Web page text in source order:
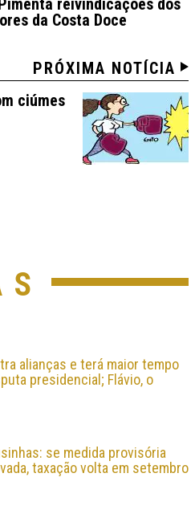
reivindicações dos
da Costa Doce
PRÓXIMA NOTÍCIA
ciúmes
alianças e terá maior tempo
presidencial; Flávio, o
se medida provisória
taxação volta em setembro